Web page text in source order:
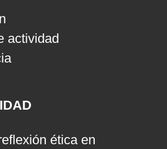
actividad
ética en